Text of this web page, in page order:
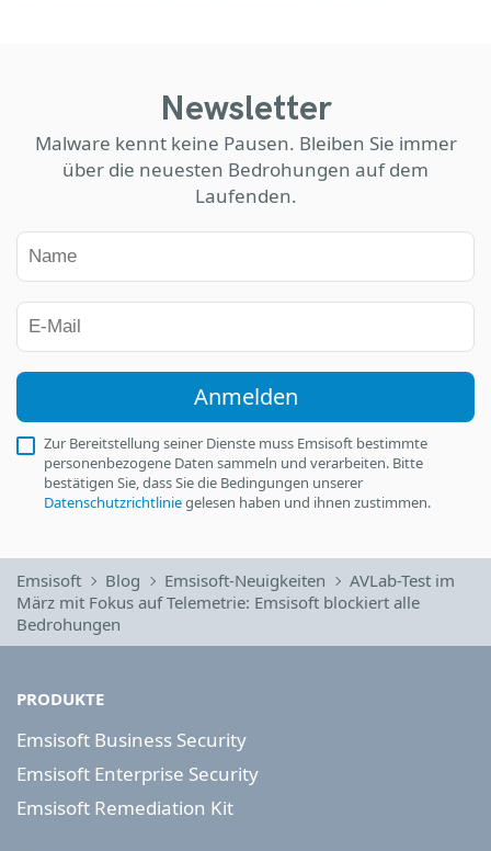
Newsletter
Malware kennt keine Pausen. Bleiben Sie immer
über die neuesten Bedrohungen auf dem
Laufenden.
Anmelden
Zur Bereitstellung seiner Dienste muss Emsisoft bestimmte
personenbezogene Daten sammeln und verarbeiten. Bitte
bestätigen Sie, dass Sie die Bedingungen unserer
Datenschutzrichtliniegelesen haben und ihnen zustimmen.
Emsisoft Blog Emsisoft-Neuigkeiten
AVLab-Test im
März mit Fokus auf Telemetrie: Emsisoft blockiert alle
Bedrohungen
PRODUKTE
Emsisoft Business Security
Emsisoft Enterprise Security
Emsisoft Remediation Kit